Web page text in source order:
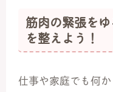
筋肉の緊張を
を整えよう！
仕事や家庭でも何